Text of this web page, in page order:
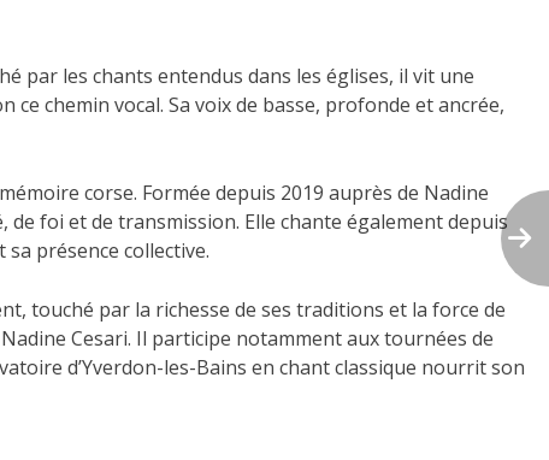
par les chants entendus dans les églises, il vit une
chemin vocal. Sa voix de basse, profonde et ancrée,
corse. Formée depuis 2019 auprès de Nadine
foi et de transmission. Elle chante également depuis
présence collective.
touché par la richesse de ses traditions et la force de
Cesari. Il participe notamment aux tournées de
d’Yverdon-les-Bains en chant classique nourrit son